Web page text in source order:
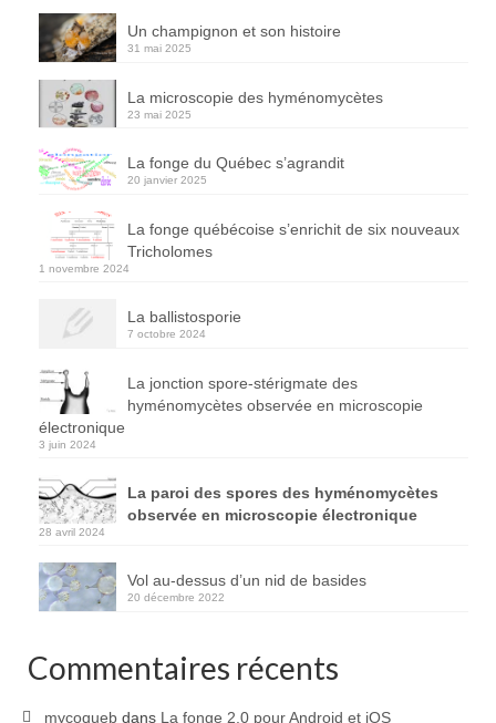
Un champignon et son histoire
31 mai 2025
La microscopie des hyménomycètes
23 mai 2025
La fonge du Québec s’agrandit
20 janvier 2025
La fonge québécoise s’enrichit de six nouveaux
Tricholomes
1 novembre 2024
La ballistosporie
7 octobre 2024
La jonction spore-stérigmate des
hyménomycètes observée en microscopie
électronique
3 juin 2024
La paroi des spores des hyménomycètes
observée en microscopie électronique
28 avril 2024
Vol au-dessus d’un nid de basides
20 décembre 2022
Commentaires récents
mycoqueb dans La fonge 2.0 pour Android et iOS